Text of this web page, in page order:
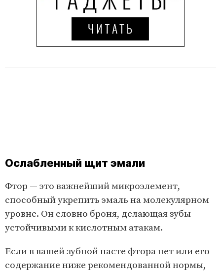
Ослабленный щит эмали
Фтор — это важнейший микроэлемент,
способный укрепить эмаль на молекулярном
уровне. Он словно броня, делающая зубы
устойчивыми к кислотным атакам.
Если в вашей зубной пасте фтора нет или его
содержание ниже рекомендованной нормы,